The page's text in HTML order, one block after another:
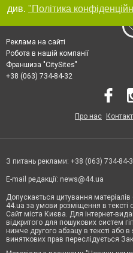
див. "Політика
Реклама на сайті
Робота в нашій компанії
Франшиза "CitySites"
+38 (063) 734-84-32
Про нас
З питань реклами: +38 (063) 734-84-
E-mail редакції: news@44.ua
Допускається цитування
44.ua за умови розміщення в
Сайт міста Києва. Для інтернет-
відкритого для пошукових систем
нижче другого абзацу в тексті або
виняткових прав переслідується